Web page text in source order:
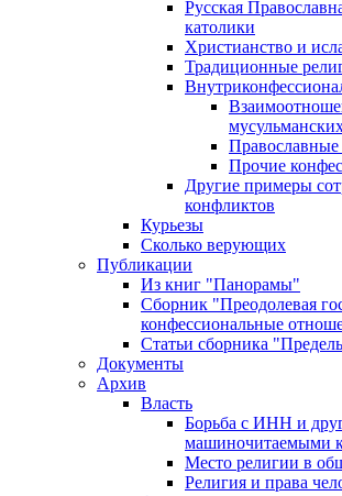
Русская
католики
Христианство и
Традиционные
Прочие
Другие примеры
конфликтов
Курьезы
Сколько верующих
Публикации
Из книг "Панорамы"
Сборник "Преодолевая
конфессиональные
Статьи сборника
Документы
Архив
Власть
Борьба с ИНН и
машиночитаемыми
Место религии в
Религия и права